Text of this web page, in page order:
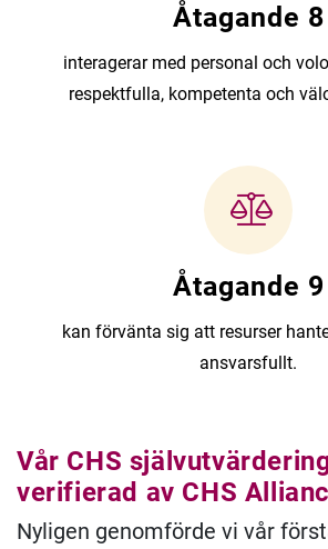
Åtagande 8
interagerar med personal och
respektfulla, kompetenta och
Åtagande 9
kan förvänta sig att resurser
ansvarsfullt.
Vår CHS
verifierad av CHS
Nyligen genomförde vi vår